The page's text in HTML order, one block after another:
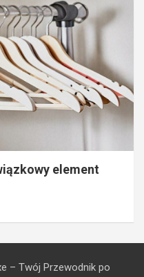
element
– Twój Przewodnik po